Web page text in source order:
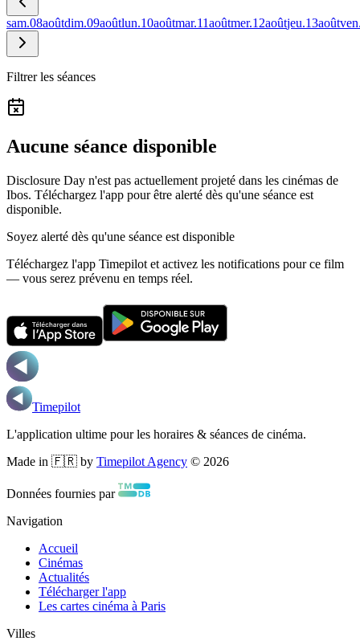
sam.08aoûtdim.09aoûtlun.10aoûtmar.11aoûtmer.12aoûtjeu.13août
Filtrer les séances
Aucune séance disponible
Disclosure Day n'est pas actuellement projeté dans les cinémas de
Ibos. Téléchargez l'app pour être alerté dès qu'une séance est
disponible.
Soyez alerté dès qu'une séance est disponible
Téléchargez l'app Timepilot et activez les notifications pour ce film
— vous serez prévenu en temps réel.
Timepilot
L'application ultime pour les horaires & séances de cinéma.
Made in 🇫🇷 by Timepilot Agency © 2026
Données fournies par
Navigation
Accueil
Cinémas
Actualités
Télécharger l'app
Les cartes cinéma à Paris
Villes